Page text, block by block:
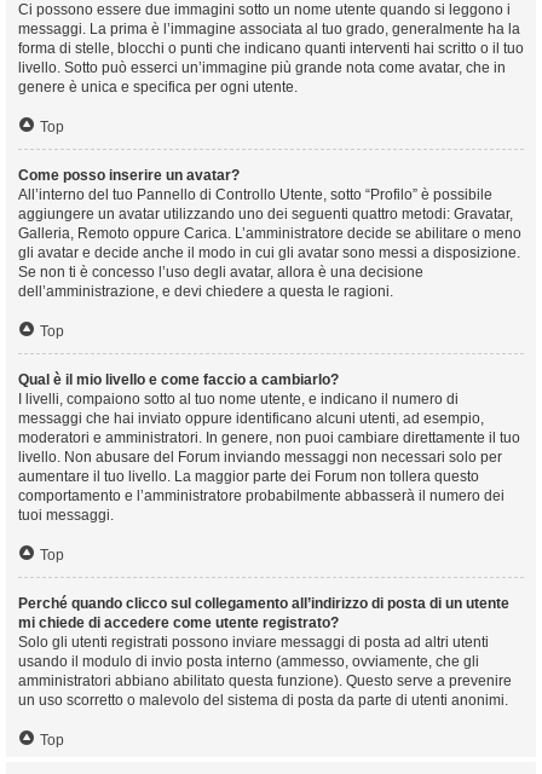
Ci possono essere due immagini sotto un nome utente quando si leggono i
messaggi. La prima è l’immagine associata al tuo grado, generalmente ha la
forma di stelle, blocchi o punti che indicano quanti interventi hai scritto o il tuo
livello. Sotto può esserci un’immagine più grande nota come avatar, che in
genere è unica e specifica per ogni utente.
Top
Come posso inserire un avatar?
All’interno del tuo Pannello di Controllo Utente, sotto “Profilo” è possibile
aggiungere un avatar utilizzando uno dei seguenti quattro metodi: Gravatar,
Galleria, Remoto oppure Carica. L’amministratore decide se abilitare o meno
gli avatar e decide anche il modo in cui gli avatar sono messi a disposizione.
Se non ti è concesso l’uso degli avatar, allora è una decisione
dell’amministrazione, e devi chiedere a questa le ragioni.
Top
Qual è il mio livello e come faccio a cambiarlo?
I livelli, compaiono sotto al tuo nome utente, e indicano il numero di
messaggi che hai inviato oppure identificano alcuni utenti, ad esempio,
moderatori e amministratori. In genere, non puoi cambiare direttamente il tuo
livello. Non abusare del Forum inviando messaggi non necessari solo per
aumentare il tuo livello. La maggior parte dei Forum non tollera questo
comportamento e l’amministratore probabilmente abbasserà il numero dei
tuoi messaggi.
Top
Perché quando clicco sul collegamento all’indirizzo di posta di un utente
mi chiede di accedere come utente registrato?
Solo gli utenti registrati possono inviare messaggi di posta ad altri utenti
usando il modulo di invio posta interno (ammesso, ovviamente, che gli
amministratori abbiano abilitato questa funzione). Questo serve a prevenire
un uso scorretto o malevolo del sistema di posta da parte di utenti anonimi.
Top